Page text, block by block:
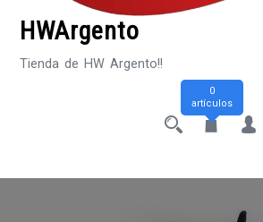
HWArgento
Tienda de HW Argento!!
0
artículos